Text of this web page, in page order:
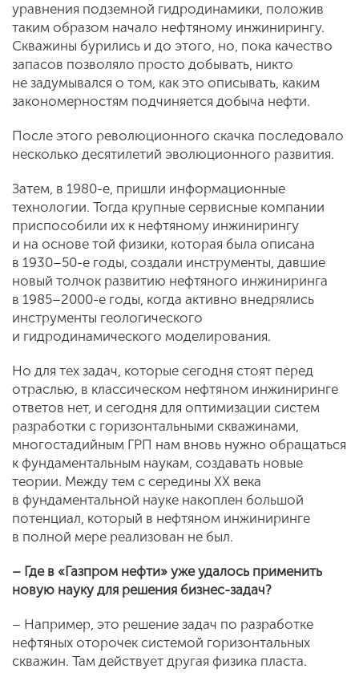
уравнения подземной гидродинамики, положив
таким образом начало нефтяному инжинирингу.
Скважины бурились и до этого, но, пока качество
запасов позволяло просто добывать, никто
не задумывался о том, как это описывать, каким
закономерностям подчиняется добыча нефти.
После этого революционного скачка последовало
несколько десятилетий эволюционного развития.
Затем, в 1980-е, пришли информационные
технологии. Тогда крупные сервисные компании
приспособили их к нефтяному инжинирингу
и на основе той физики, которая была описана
в 1930–50-е годы, создали инструменты, давшие
новый толчок развитию нефтяного инжиниринга
в 1985–2000-е годы, когда активно внедрялись
инструменты геологического
и гидродинамического моделирования.
Но для тех задач, которые сегодня стоят перед
отраслью, в классическом нефтяном инжиниринге
ответов нет, и сегодня для оптимизации систем
разработки с горизонтальными скважинами,
многостадийным ГРП нам вновь нужно обращаться
к фундаментальным наукам, создавать новые
теории. Между тем с середины XX века
в фундаментальной науке накоплен большой
потенциал, который в нефтяном инжиниринге
в полной мере реализован не был.
– Где в «Газпром нефти» уже удалось применить
новую науку для решения бизнес-задач?
– Например, это решение задач по разработке
нефтяных оторочек системой горизонтальных
скважин. Там действует другая физика пласта.